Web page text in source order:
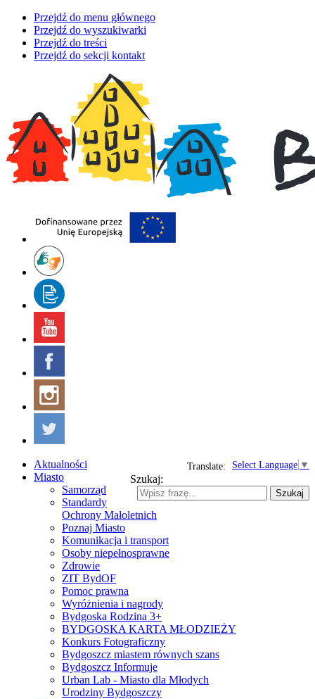
Przejdź do menu głównego
Przejdź do wyszukiwarki
Przejdź do treści
Przejdź do sekcji kontakt
Select Language ▼
Translate:
Szukaj:
Szukaj
Aktualności
Miasto
Samorząd
Standardy
Ochrony Małoletnich
Poznaj Miasto
Komunikacja i transport
Osoby niepełnosprawne
Zdrowie
ZIT BydOF
Pomoc prawna
Wyróżnienia i nagrody
Bydgoska Rodzina 3+
BYDGOSKA KARTA MŁODZIEŻY
Konkurs Fotograficzny
Bydgoszcz miastem równych szans
Bydgoszcz Informuje
Urban Lab - Miasto dla Młodych
Urodziny Bydgoszczy